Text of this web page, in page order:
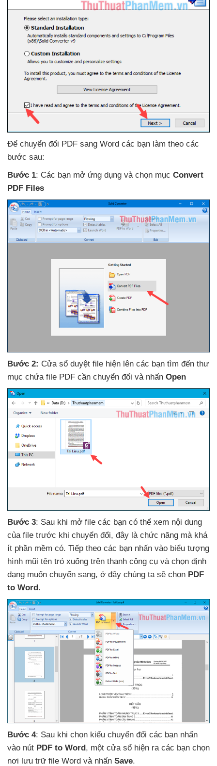
Để chuyển đổi PDF sang Word các bạn làm theo các
bước sau:
Bước 1: Các bạn mở ứng dụng và chọn mục Convert
PDF Files
Bước 2: Cửa sổ duyệt file hiện lên các bạn tìm đến thư
mục chứa file PDF cần chuyển đổi và nhấn Open
Bước 3: Sau khi mở file các bạn có thể xem nội dung
của file trước khi chuyển đổi, đây là chức năng mà khá
ít phần mềm có. Tiếp theo các bạn nhấn vào biểu tượng
hình mũi tên trỏ xuống trên thanh công cụ và chọn định
dạng muốn chuyển sang, ở đây chúng ta sẽ chọn PDF
to Word.
Bước 4: Sau khi chọn kiểu chuyển đổi các bạn nhấn
vào nút PDF to Word, một cửa sổ hiện ra các bạn chọn
nơi lưu trữ file Word và nhấn Save.